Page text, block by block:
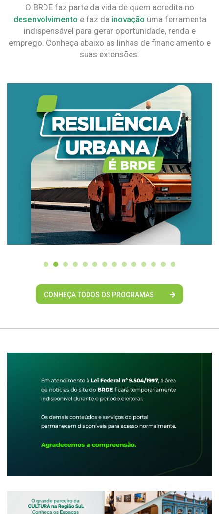
O BRDE faz parte da vida de quem acredita no
desenvolvimento e faz da inovação uma ferramenta
indispensável para gerar oportunidade, renda e
emprego. Conheça abaixo as linhas de financiamento e
suas extensões:
CONHEÇA TODOS OS PROGRAMAS